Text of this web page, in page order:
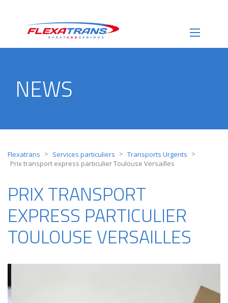
NEWS
Flexatrans > Services particuliers > Transports Urgents >
Prix transport express particulier Toulouse Versailles
PRIX TRANSPORT
EXPRESS PARTICULIER
TOULOUSE VERSAILLES